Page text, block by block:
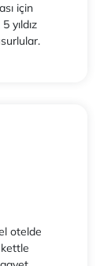
için
yıldız
otelde